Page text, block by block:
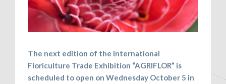
The next edition of the International
Floriculture Trade Exhibition “AGRIFLOR” is
scheduled to open on Wednesday October 5 in